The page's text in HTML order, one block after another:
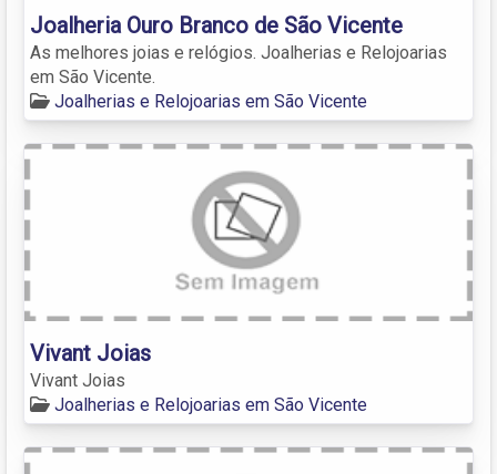
Joalheria Ouro Branco de São Vicente
As melhores joias e relógios. Joalherias e Relojoarias
em São Vicente.
Joalherias e Relojoarias em São Vicente
Vivant Joias
Vivant Joias
Joalherias e Relojoarias em São Vicente